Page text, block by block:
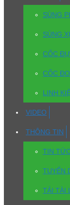
SÚNG
SÚNG
CỐC
CỐC
LINH
VIDEO
THÔNG TIN
TIN
TUYỂN
TẢI TÀI